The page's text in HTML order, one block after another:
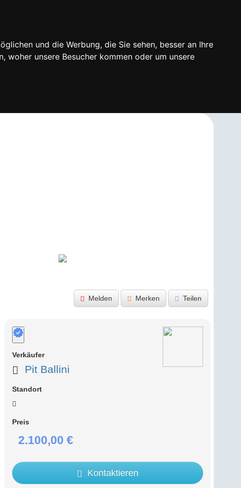
und die Werbung, die Sie sehen, besser an Ihre
woher unsere Besucher kommen oder um unsere
Melden Merken Teilen
Verkäufer
Pit Ballini
Standort
Preis
2.100,00 €
Kontaktieren